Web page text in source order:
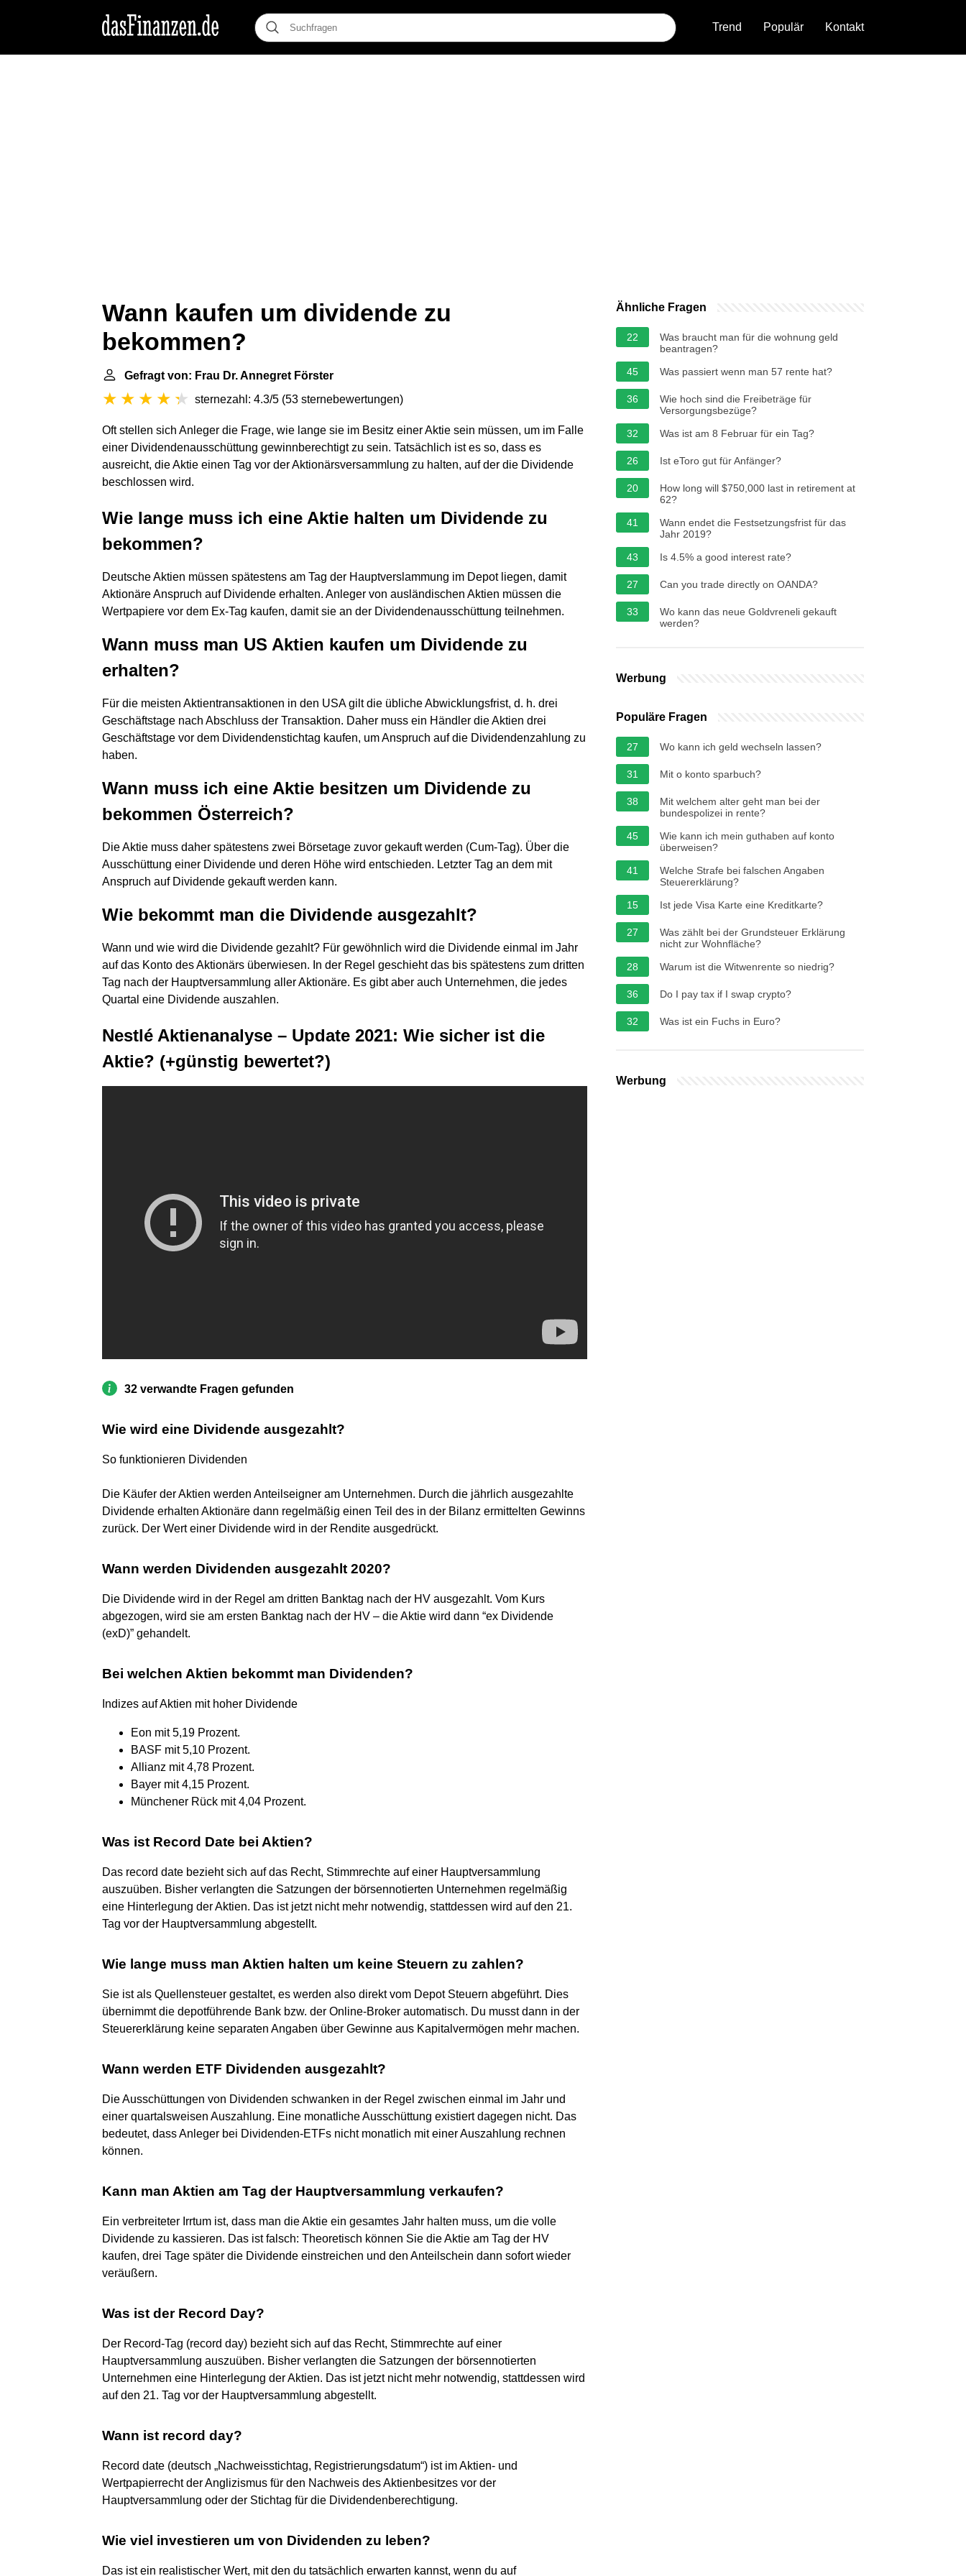
Trend Populär Kontakt
Wann kaufen um dividende zu
bekommen?
Gefragt von: Frau Dr. Annegret Förster
sternezahl: 4.3/5 (53 sternebewertungen)
Oft stellen sich Anleger die Frage, wie lange sie im Besitz einer Aktie sein müssen, um im Falle
einer Dividendenausschüttung gewinnberechtigt zu sein. Tatsächlich ist es so, dass es
ausreicht, die Aktie einen Tag vor der Aktionärsversammlung zu halten, auf der die Dividende
beschlossen wird.
Wie lange muss ich eine Aktie halten um Dividende zu
bekommen?
Deutsche Aktien müssen spätestens am Tag der Hauptverslammung im Depot liegen, damit
Aktionäre Anspruch auf Dividende erhalten. Anleger von ausländischen Aktien müssen die
Wertpapiere vor dem Ex-Tag kaufen, damit sie an der Dividendenausschüttung teilnehmen.
Wann muss man US Aktien kaufen um Dividende zu
erhalten?
Für die meisten Aktientransaktionen in den USA gilt die übliche Abwicklungsfrist, d. h. drei
Geschäftstage nach Abschluss der Transaktion. Daher muss ein Händler die Aktien drei
Geschäftstage vor dem Dividendenstichtag kaufen, um Anspruch auf die Dividendenzahlung zu
haben.
Wann muss ich eine Aktie besitzen um Dividende zu
bekommen Österreich?
Die Aktie muss daher spätestens zwei Börsetage zuvor gekauft werden (Cum-Tag). Über die
Ausschüttung einer Dividende und deren Höhe wird entschieden. Letzter Tag an dem mit
Anspruch auf Dividende gekauft werden kann.
Wie bekommt man die Dividende ausgezahlt?
Wann und wie wird die Dividende gezahlt? Für gewöhnlich wird die Dividende einmal im Jahr
auf das Konto des Aktionärs überwiesen. In der Regel geschieht das bis spätestens zum dritten
Tag nach der Hauptversammlung aller Aktionäre. Es gibt aber auch Unternehmen, die jedes
Quartal eine Dividende auszahlen.
Nestlé Aktienanalyse – Update 2021: Wie sicher ist die
Aktie? (+günstig bewertet?)
32 verwandte Fragen gefunden
Wie wird eine Dividende ausgezahlt?
So funktionieren Dividenden
Die Käufer der Aktien werden Anteilseigner am Unternehmen. Durch die jährlich ausgezahlte
Dividende erhalten Aktionäre dann regelmäßig einen Teil des in der Bilanz ermittelten Gewinns
zurück. Der Wert einer Dividende wird in der Rendite ausgedrückt.
Wann werden Dividenden ausgezahlt 2020?
Die Dividende wird in der Regel am dritten Banktag nach der HV ausgezahlt. Vom Kurs
abgezogen, wird sie am ersten Banktag nach der HV – die Aktie wird dann “ex Dividende
(exD)” gehandelt.
Bei welchen Aktien bekommt man Dividenden?
Indizes auf Aktien mit hoher Dividende
Eon mit 5,19 Prozent.
BASF mit 5,10 Prozent.
Allianz mit 4,78 Prozent.
Bayer mit 4,15 Prozent.
Münchener Rück mit 4,04 Prozent.
Was ist Record Date bei Aktien?
Das record date bezieht sich auf das Recht, Stimmrechte auf einer Hauptversammlung
auszuüben. Bisher verlangten die Satzungen der börsennotierten Unternehmen regelmäßig
eine Hinterlegung der Aktien. Das ist jetzt nicht mehr notwendig, stattdessen wird auf den 21.
Tag vor der Hauptversammlung abgestellt.
Wie lange muss man Aktien halten um keine Steuern zu zahlen?
Sie ist als Quellensteuer gestaltet, es werden also direkt vom Depot Steuern abgeführt. Dies
übernimmt die depotführende Bank bzw. der Online-Broker automatisch. Du musst dann in der
Steuererklärung keine separaten Angaben über Gewinne aus Kapitalvermögen mehr machen.
Wann werden ETF Dividenden ausgezahlt?
Die Ausschüttungen von Dividenden schwanken in der Regel zwischen einmal im Jahr und
einer quartalsweisen Auszahlung. Eine monatliche Ausschüttung existiert dagegen nicht. Das
bedeutet, dass Anleger bei Dividenden-ETFs nicht monatlich mit einer Auszahlung rechnen
können.
Kann man Aktien am Tag der Hauptversammlung verkaufen?
Ein verbreiteter Irrtum ist, dass man die Aktie ein gesamtes Jahr halten muss, um die volle
Dividende zu kassieren. Das ist falsch: Theoretisch können Sie die Aktie am Tag der HV
kaufen, drei Tage später die Dividende einstreichen und den Anteilschein dann sofort wieder
veräußern.
Was ist der Record Day?
Der Record-Tag (record day) bezieht sich auf das Recht, Stimmrechte auf einer
Hauptversammlung auszuüben. Bisher verlangten die Satzungen der börsennotierten
Unternehmen eine Hinterlegung der Aktien. Das ist jetzt nicht mehr notwendig, stattdessen wird
auf den 21. Tag vor der Hauptversammlung abgestellt.
Wann ist record day?
Record date (deutsch „Nachweisstichtag, Registrierungsdatum“) ist im Aktien- und
Wertpapierrecht der Anglizismus für den Nachweis des Aktienbesitzes vor der
Hauptversammlung oder der Stichtag für die Dividendenberechtigung.
Wie viel investieren um von Dividenden zu leben?
Das ist ein realistischer Wert, mit den du tatsächlich erwarten kannst, wenn du auf
Ähnliche Fragen
22
Was braucht man für die wohnung geld
beantragen?
45
Was passiert wenn man 57 rente hat?
36
Wie hoch sind die Freibeträge für
Versorgungsbezüge?
32
Was ist am 8 Februar für ein Tag?
26 Ist eToro gut für Anfänger?
20
How long will $750,000 last in retirement at
62?
41
Wann endet die Festsetzungsfrist für das
Jahr 2019?
43
Is 4.5% a good interest rate?
27 Can you trade directly on OANDA?
33
Wo kann das neue Goldvreneli gekauft
werden?
Werbung
Populäre Fragen
27 Wo kann ich geld wechseln lassen?
31 Mit o konto sparbuch?
38
Mit welchem alter geht man bei der
bundespolizei in rente?
45
Wie kann ich mein guthaben auf konto
überweisen?
41
Welche Strafe bei falschen Angaben
Steuererklärung?
15
Ist jede Visa Karte eine Kreditkarte?
27
Was zählt bei der Grundsteuer Erklärung
nicht zur Wohnfläche?
28
Warum ist die Witwenrente so niedrig?
36 Do I pay tax if I swap crypto?
32 Was ist ein Fuchs in Euro?
Werbung